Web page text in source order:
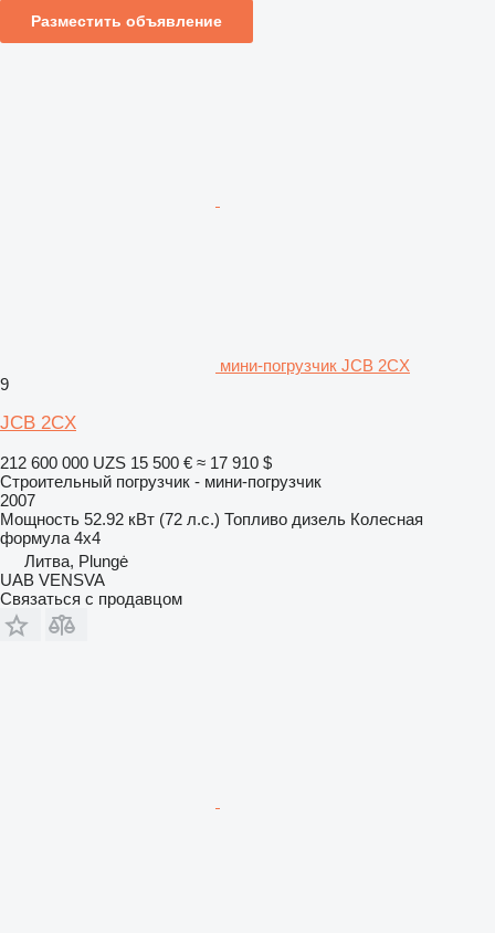
Разместить объявление
мини-погрузчик JCB 2CX
9
JCB 2CX
212 600 000 UZS 15 500 € ≈ 17 910 $
Строительный погрузчик - мини-погрузчик
2007
Мощность 52.92 кВт (72 л.с.) Топливо дизель Колесная
формула 4x4
Литва, Plungė
UAB VENSVA
Связаться с продавцом